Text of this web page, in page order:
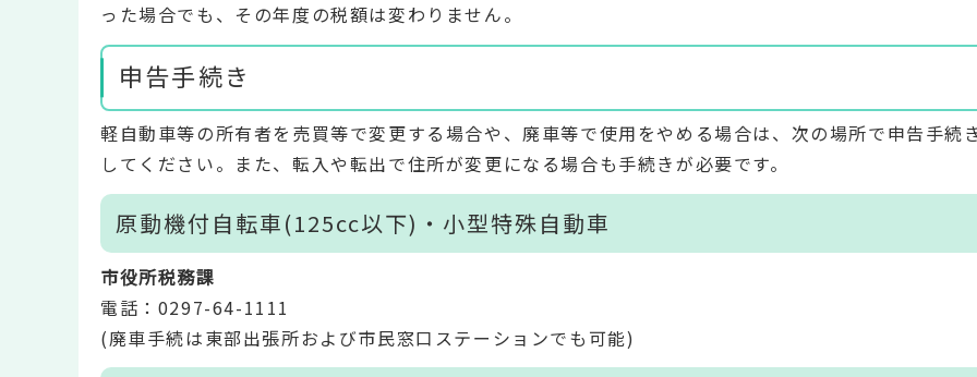
った場合でも、その年度の税額は変わりません。
申告手続き
軽自動車等の所有者を売買等で変更する場合や、廃車等で使用をやめる場合は、次の場所で申告手続
してください。また、転入や転出で住所が変更になる場合も手続きが必要です。
原動機付自転車(125cc以下)・小型特殊自動車
市役所税務課
電話：0297-64-1111
(廃車手続は東部出張所および市民窓口ステーションでも可能)